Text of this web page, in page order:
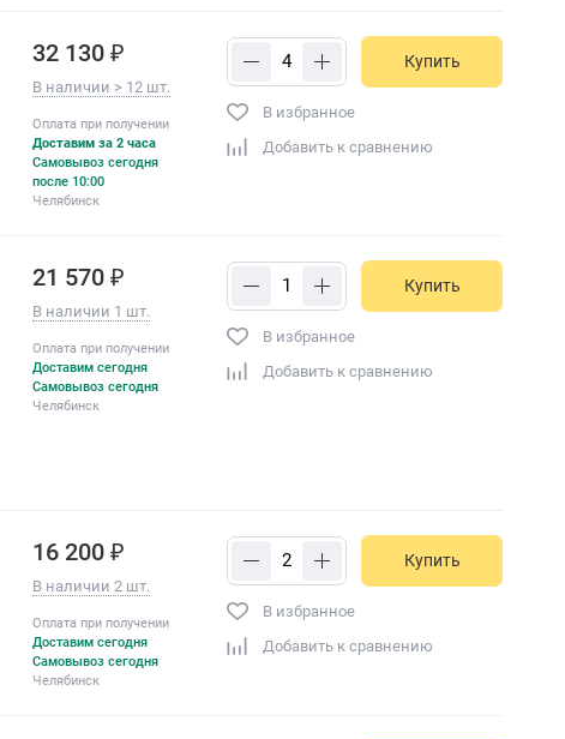
32 130 ₽
В наличии > 12 шт.
Оплата при получении
Доставим за 2 часа
Самовывоз сегодня
после 10:00
Челябинск
Купить
В избранное
Добавить к сравнению
21 570 ₽
В наличии 1 шт.
Оплата при получении
Доставим сегодня
Самовывоз сегодня
Челябинск
Купить
В избранное
Добавить к сравнению
16 200 ₽
В наличии 2 шт.
Оплата при получении
Доставим сегодня
Самовывоз сегодня
Челябинск
Купить
В избранное
Добавить к сравнению